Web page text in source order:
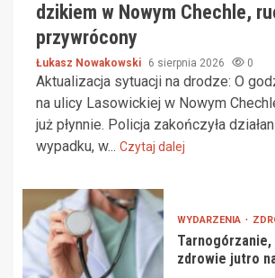
dzikiem w Nowym Chechle,
przywrócony
Łukasz Nowakowski 6 sierpnia 2026 0
Aktualizacja sytuacji na drodze: O
na ulicy Lasowickiej w Nowym
już płynnie. Policja zakończyła
wypadku, w... Czytaj dalej
WYDARZENIA
Tarnogórzanie,
zdrowie jutro